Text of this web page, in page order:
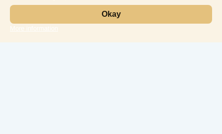
Okay
More information